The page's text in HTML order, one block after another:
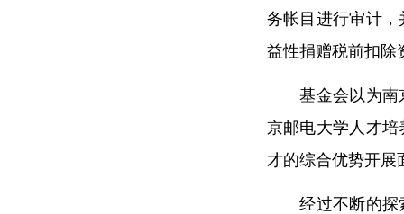
务帐目进行审计
益性捐赠税前扣除
基金会以为南京
京邮电大学人才
才的综合优势开展
经过不断的探索